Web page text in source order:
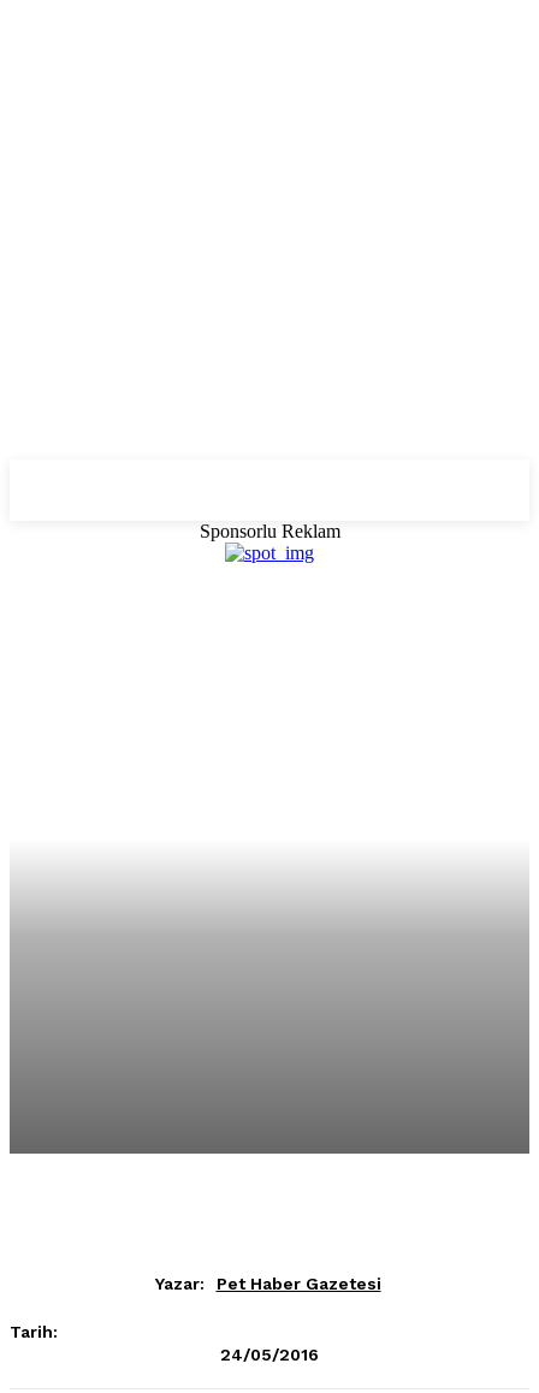
Sponsorlu Reklam
Yazar: Pet Haber Gazetesi
Tarih:
24/05/2016